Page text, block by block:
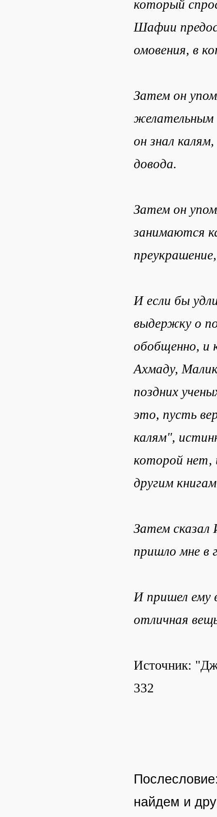
который
Шафии
омовения, в
Затем он
желательным
он знал
довода.
Затем он
занимаются
И если бы
выдержку о
обобщенно, и
Ахмаду,
поздних
это, пусть
калям",
которой нет,
другим
Затем сказал
пришло мне в
И пришел ему
отличная
Источник:
332
найдем и